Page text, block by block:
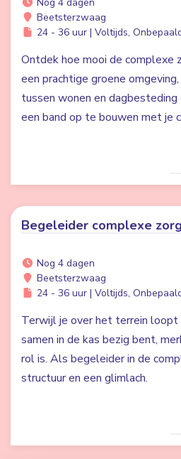
Beetsterzwaag
24 - 36 uur | Voltijds,
Ontdek hoe mooi de complexe
een prachtige groene
tussen wonen en
een band op te bouwen met je
Begeleider complexe
Nog 4 dagen
Beetsterzwaag
24 - 36 uur | Voltijds,
Terwijl je over het terrein
samen in de kas bezig bent,
rol is. Als begeleider in de
structuur en een glimlach.